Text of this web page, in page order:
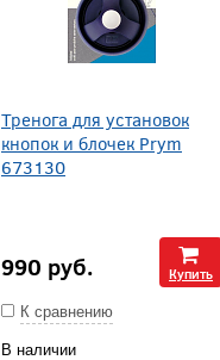
Тренога для установок
кнопок и блочек Prym
673130
990 руб. Купить
К сравнению
В наличии